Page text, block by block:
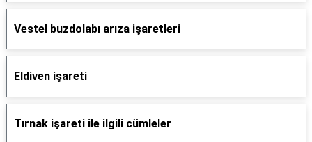
Vestel buzdolabı arıza işaretleri
Eldiven işareti
Tırnak işareti ile ilgili cümleler